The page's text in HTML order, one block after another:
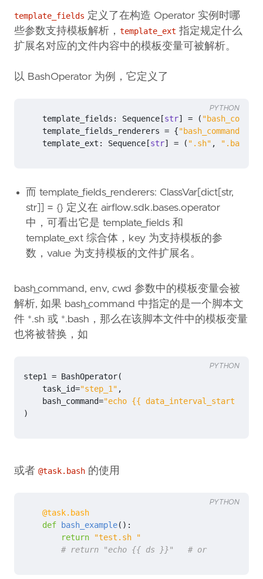
template_fields 定义了在构造 Operator 实例时哪
些参数支持模板解析， template_ext 指定规定什么
扩展名对应的文件内容中的模板变量可被解析。
以 BashOperator 为例，它定义了
template_fields : Sequence [str] = (
template_fields_renderers = {"bash_command"
template_ext : Sequence [str] = ( ".sh" , ".bash"
PYTHON
而 template_fields_renderers: ClassVar[dict[str,
str]] = {} 定义在 airflow.sdk.bases.operator
中，可看出它是 template_fields 和
template_ext 综合体，key 为支持模板的参
数，value 为支持模板的文件扩展名。
bash_command, env, cwd 参数中的模板变量会被
解析, 如果 bash_command 中指定的是一个脚本文
件 *.sh 或 *.bash，那么在该脚本文件中的模板变量
也将被替换，如
step1 = BashOperator(
task_id="step_1" ,
bash_command="echo {{ data_interval_start |
)
PYTHON
或者 @task.bash 的使用
@task.bash
def
bash_example():
return
"test.sh "
# return "echo {{ ds }}"   # or
PYTHON